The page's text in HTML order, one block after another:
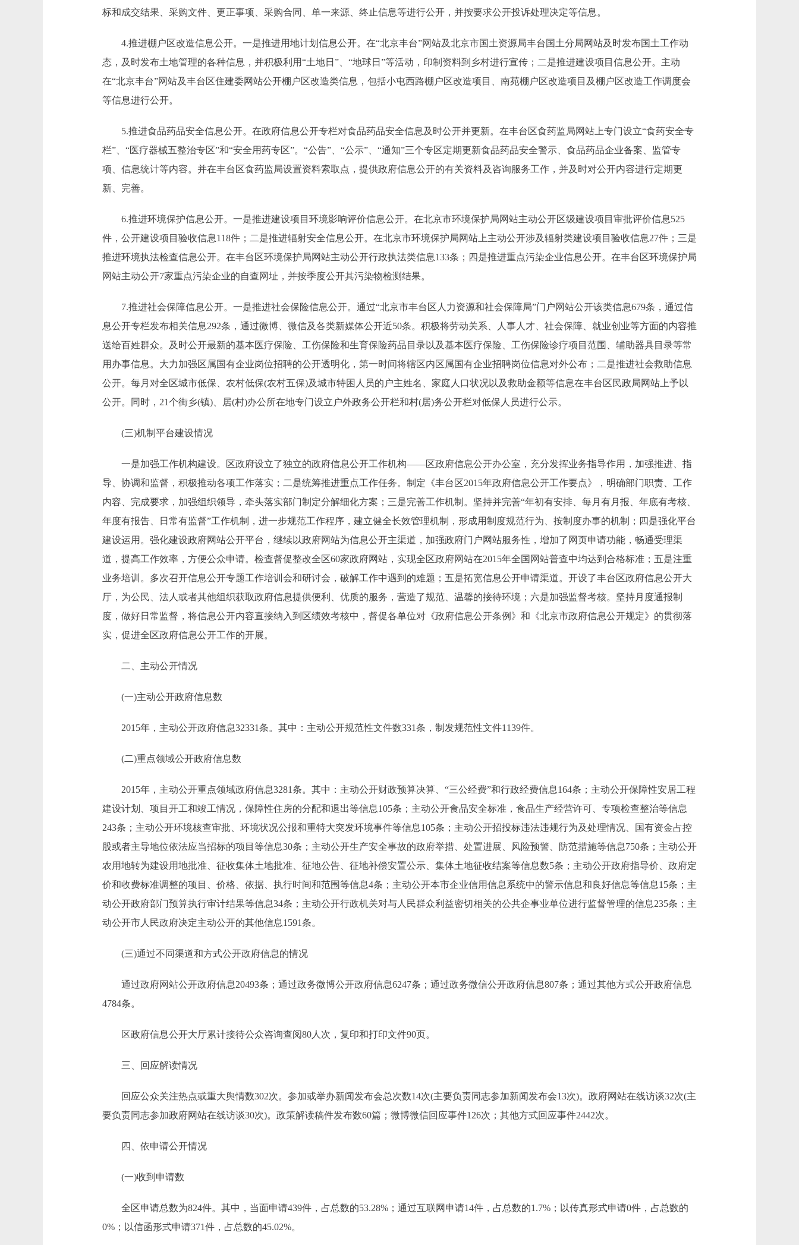
标和成交结果、采购文件、更正事项、采购合同、单一来源、终止信息等进行公开，并按要求公开投诉处理决定等信息。
4.推进棚户区改造信息公开。一是推进用地计划信息公开。在“北京丰台”网站及北京市国土资源局丰台国土分局网站及时发布国土工作动
态，及时发布土地管理的各种信息，并积极利用“土地日”、“地球日”等活动，印制资料到乡村进行宣传；二是推进建设项目信息公开。主动
在“北京丰台”网站及丰台区住建委网站公开棚户区改造类信息，包括小屯西路棚户区改造项目、南苑棚户区改造项目及棚户区改造工作调度会
等信息进行公开。
5.推进食品药品安全信息公开。在政府信息公开专栏对食品药品安全信息及时公开并更新。在丰台区食药监局网站上专门设立“食药安全专
栏”、“医疗器械五整治专区”和“安全用药专区”。“公告”、“公示”、“通知”三个专区定期更新食品药品安全警示、食品药品企业备案、监管专
项、信息统计等内容。并在丰台区食药监局设置资料索取点，提供政府信息公开的有关资料及咨询服务工作，并及时对公开内容进行定期更
新、完善。
6.推进环境保护信息公开。一是推进建设项目环境影响评价信息公开。在北京市环境保护局网站主动公开区级建设项目审批评价信息525
件，公开建设项目验收信息118件；二是推进辐射安全信息公开。在北京市环境保护局网站上主动公开涉及辐射类建设项目验收信息27件；三是
推进环境执法检查信息公开。在丰台区环境保护局网站主动公开行政执法类信息133条；四是推进重点污染企业信息公开。在丰台区环境保护局
网站主动公开7家重点污染企业的自查网址，并按季度公开其污染物检测结果。
7.推进社会保障信息公开。一是推进社会保险信息公开。通过“北京市丰台区人力资源和社会保障局”门户网站公开该类信息679条，通过信
息公开专栏发布相关信息292条，通过微博、微信及各类新媒体公开近50条。积极将劳动关系、人事人才、社会保障、就业创业等方面的内容推
送给百姓群众。及时公开最新的基本医疗保险、工伤保险和生育保险药品目录以及基本医疗保险、工伤保险诊疗项目范围、辅助器具目录等常
用办事信息。大力加强区属国有企业岗位招聘的公开透明化，第一时间将辖区内区属国有企业招聘岗位信息对外公布；二是推进社会救助信息
公开。每月对全区城市低保、农村低保(农村五保)及城市特困人员的户主姓名、家庭人口状况以及救助金额等信息在丰台区民政局网站上予以
公开。同时，21个街乡(镇)、居(村)办公所在地专门设立户外政务公开栏和村(居)务公开栏对低保人员进行公示。
(三)机制平台建设情况
一是加强工作机构建设。区政府设立了独立的政府信息公开工作机构――区政府信息公开办公室，充分发挥业务指导作用，加强推进、指
导、协调和监督，积极推动各项工作落实；二是统筹推进重点工作任务。制定《丰台区2015年政府信息公开工作要点》，明确部门职责、工作
内容、完成要求，加强组织领导，牵头落实部门制定分解细化方案；三是完善工作机制。坚持并完善“年初有安排、每月有月报、年底有考核、
年度有报告、日常有监督”工作机制，进一步规范工作程序，建立健全长效管理机制，形成用制度规范行为、按制度办事的机制；四是强化平台
建设运用。强化建设政府网站公开平台，继续以政府网站为信息公开主渠道，加强政府门户网站服务性，增加了网页申请功能，畅通受理渠
道，提高工作效率，方便公众申请。检查督促整改全区60家政府网站，实现全区政府网站在2015年全国网站普查中均达到合格标准；五是注重
业务培训。多次召开信息公开专题工作培训会和研讨会，破解工作中遇到的难题；五是拓宽信息公开申请渠道。开设了丰台区政府信息公开大
厅，为公民、法人或者其他组织获取政府信息提供便利、优质的服务，营造了规范、温馨的接待环境；六是加强监督考核。坚持月度通报制
度，做好日常监督，将信息公开内容直接纳入到区绩效考核中，督促各单位对《政府信息公开条例》和《北京市政府信息公开规定》的贯彻落
实，促进全区政府信息公开工作的开展。
二、主动公开情况
(一)主动公开政府信息数
2015年，主动公开政府信息32331条。其中：主动公开规范性文件数331条，制发规范性文件1139件。
(二)重点领域公开政府信息数
2015年，主动公开重点领域政府信息3281条。其中：主动公开财政预算决算、“三公经费”和行政经费信息164条；主动公开保障性安居工程
建设计划、项目开工和竣工情况，保障性住房的分配和退出等信息105条；主动公开食品安全标准，食品生产经营许可、专项检查整治等信息
243条；主动公开环境核查审批、环境状况公报和重特大突发环境事件等信息105条；主动公开招投标违法违规行为及处理情况、国有资金占控
股或者主导地位依法应当招标的项目等信息30条；主动公开生产安全事故的政府举措、处置进展、风险预警、防范措施等信息750条；主动公开
农用地转为建设用地批准、征收集体土地批准、征地公告、征地补偿安置公示、集体土地征收结案等信息数5条；主动公开政府指导价、政府定
价和收费标准调整的项目、价格、依据、执行时间和范围等信息4条；主动公开本市企业信用信息系统中的警示信息和良好信息等信息15条；主
动公开政府部门预算执行审计结果等信息34条；主动公开行政机关对与人民群众利益密切相关的公共企事业单位进行监督管理的信息235条；主
动公开市人民政府决定主动公开的其他信息1591条。
(三)通过不同渠道和方式公开政府信息的情况
通过政府网站公开政府信息20493条；通过政务微博公开政府信息6247条；通过政务微信公开政府信息807条；通过其他方式公开政府信息
4784条。
区政府信息公开大厅累计接待公众咨询查阅80人次，复印和打印文件90页。
三、回应解读情况
回应公众关注热点或重大舆情数302次。参加或举办新闻发布会总次数14次(主要负责同志参加新闻发布会13次)。政府网站在线访谈32次(主
要负责同志参加政府网站在线访谈30次)。政策解读稿件发布数60篇；微博微信回应事件126次；其他方式回应事件2442次。
四、依申请公开情况
(一)收到申请数
全区申请总数为824件。其中，当面申请439件，占总数的53.28%；通过互联网申请14件，占总数的1.7%；以传真形式申请0件，占总数的
0%；以信函形式申请371件，占总数的45.02%。